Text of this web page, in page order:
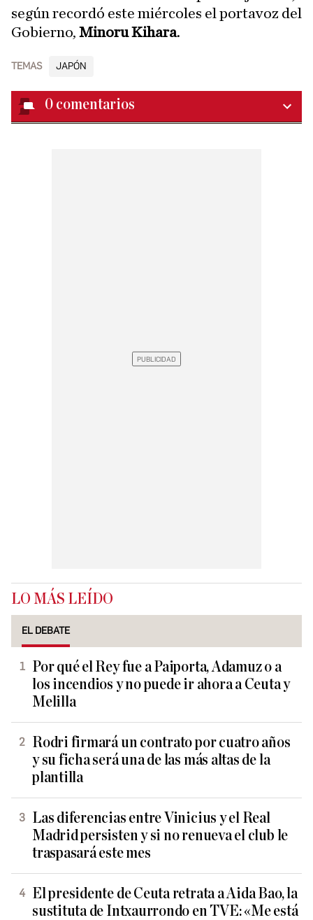
según recordó este miércoles el portavoz del
Gobierno, Minoru Kihara.
TEMAS JAPÓN
0 comentarios
LO MÁS LEÍDO
EL DEBATE
Por qué el Rey fue a Paiporta, Adamuz o a
los incendios y no puede ir ahora a Ceuta y
Melilla
Rodri firmará un contrato por cuatro años
y su ficha será una de las más altas de la
plantilla
Las diferencias entre Vinicius y el Real
Madrid persisten y si no renueva el club le
traspasará este mes
El presidente de Ceuta retrata a Aida Bao, la
sustituta de Intxaurrondo en TVE: «Me está